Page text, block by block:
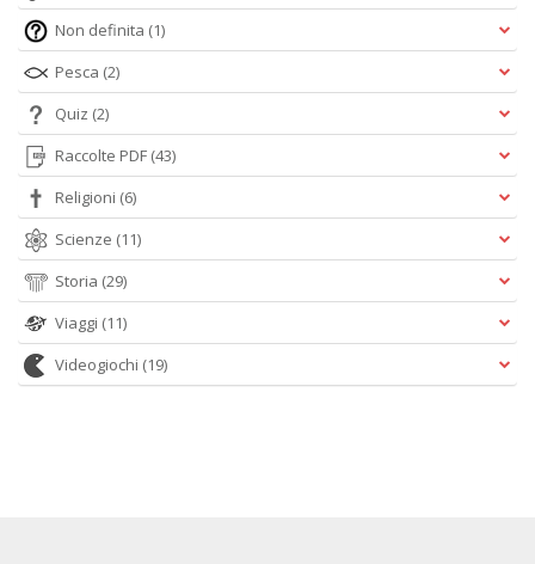
Non definita (1)
Pesca (2)
Quiz (2)
Raccolte PDF (43)
Religioni (6)
Scienze (11)
Storia (29)
Viaggi (11)
Videogiochi (19)